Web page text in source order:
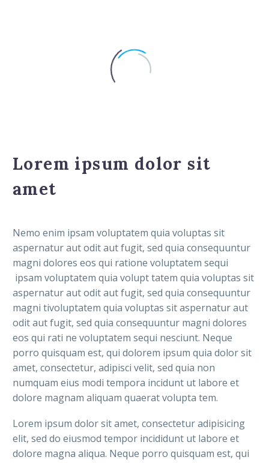
Lorem ipsum dolor sit
amet
Nemo enim ipsam voluptatem quia voluptas sit
aspernatur aut odit aut fugit, sed quia consequuntur
magni dolores eos qui ratione voluptatem sequi
ipsam voluptatem quia volupt tatem quia voluptas sit
aspernatur aut odit aut fugit, sed quia consequuntur
magni tivoluptatem quia voluptas sit aspernatur aut
odit aut fugit, sed quia consequuntur magni dolores
eos qui rati ne voluptatem sequi nesciunt. Neque
porro quisquam est, qui dolorem ipsum quia dolor sit
amet, consectetur, adipisci velit, sed quia non
numquam eius modi tempora incidunt ut labore et
dolore magnam aliquam quaerat volupta tem.
Lorem ipsum dolor sit amet, consectetur adipisicing
elit, sed do eiusmod tempor incididunt ut labore et
dolore magna aliqua. Neque porro quisquam est, qui